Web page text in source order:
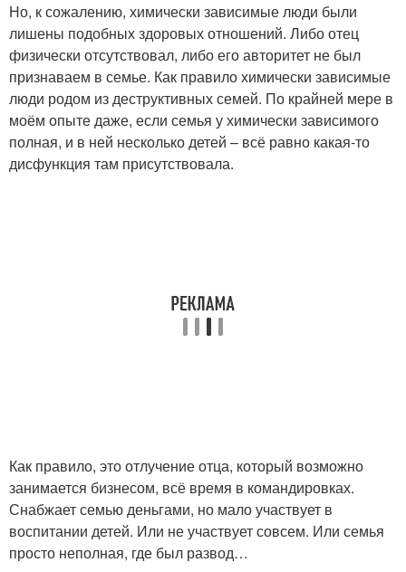
Но, к сожалению, химически зависимые люди были
лишены подобных здоровых отношений. Либо отец
физически отсутствовал, либо его авторитет не был
признаваем в семье. Как правило химически зависимые
люди родом из деструктивных семей. По крайней мере в
моём опыте даже, если семья у химически зависимого
полная, и в ней несколько детей – всё равно какая-то
дисфункция там присутствовала.
Как правило, это отлучение отца, который возможно
занимается бизнесом, всё время в командировках.
Снабжает семью деньгами, но мало участвует в
воспитании детей. Или не участвует совсем. Или семья
просто неполная, где был развод…